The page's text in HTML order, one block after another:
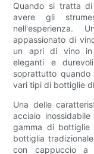
Quando si tratta
avere gli
nell'esperienza.
appassionato di
un apri di vino in
eleganti e
soprattutto
vari tipi di bottiglie
Una delle
acciaio
gamma di
bottiglia
con cappuccio